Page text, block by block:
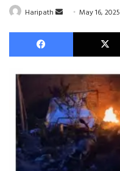
Haripath
Send May 16, 2025
Facebook